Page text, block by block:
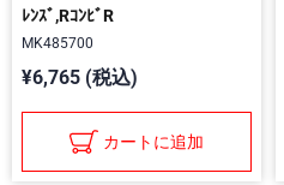
ﾚﾝｽﾞ,RｺﾝﾋﾞR
MK485700
¥6,765 (税込)
カートに追加